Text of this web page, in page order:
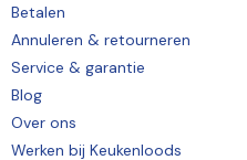
Betalen
Annuleren & retourneren
Service & garantie
Blog
Over ons
Werken bij Keukenloods